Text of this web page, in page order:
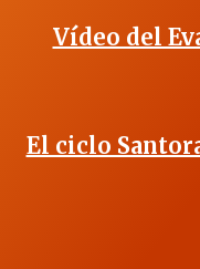
Vídeo del
El ciclo